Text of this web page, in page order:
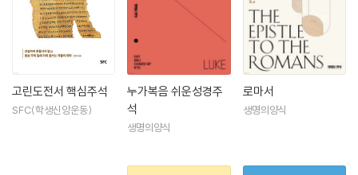
설립60주년 기념주석」 (총회 출판국, 2014), 「갈라디아서 주해」 (교회와
성경, 2014), 「하이델베르크 요리문답 해설」 (교회와 성경, 2015), 「담임
목사가 되기 전에 알아야 할 7가지」 (공저, 세움북스, 2016) 등을 출간했
으며 다수의 연구논문을 발표했다.
고린도전서 핵심주석
SFC(학생신앙운동)
누가복음 쉬운성경주
석
생명의양식
로마서
생명의양식